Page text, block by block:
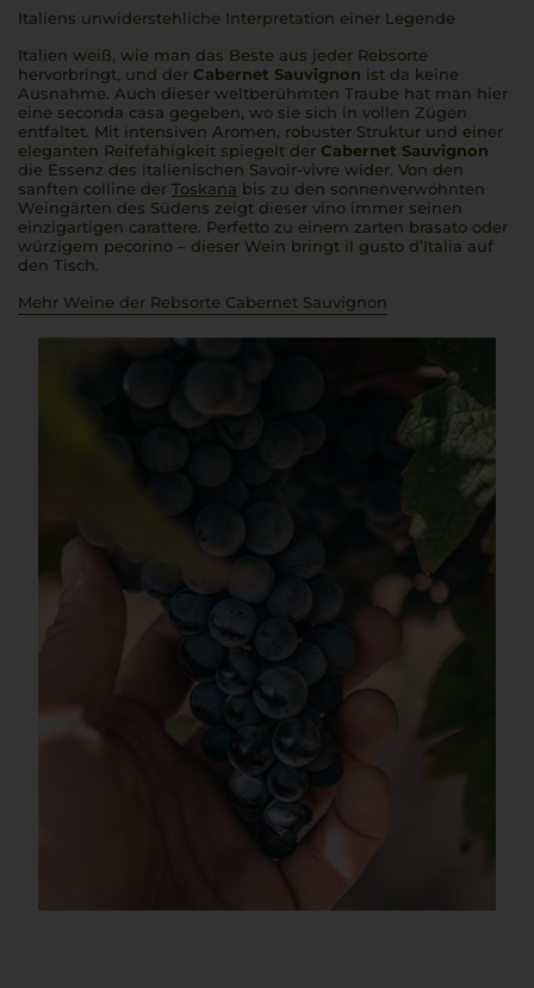
Italiens unwiderstehliche Interpretation einer Legende
Italien weiß, wie man das Beste aus jeder Rebsorte
hervorbringt, und der Cabernet Sauvignon ist da keine
Ausnahme. Auch dieser weltberühmten Traube hat man hier
eine seconda casa gegeben, wo sie sich in vollen Zügen
entfaltet. Mit intensiven Aromen, robuster Struktur und einer
eleganten Reifefähigkeit spiegelt der Cabernet Sauvignon
die Essenz des italienischen Savoir-vivre wider. Von den
sanften colline der Toskana bis zu den sonnenverwöhnten
Weingärten des Südens zeigt dieser vino immer seinen
einzigartigen carattere. Perfetto zu einem zarten brasato oder
würzigem pecorino – dieser Wein bringt il gusto d’Italia auf
den Tisch.
Mehr Weine der Rebsorte Cabernet Sauvignon